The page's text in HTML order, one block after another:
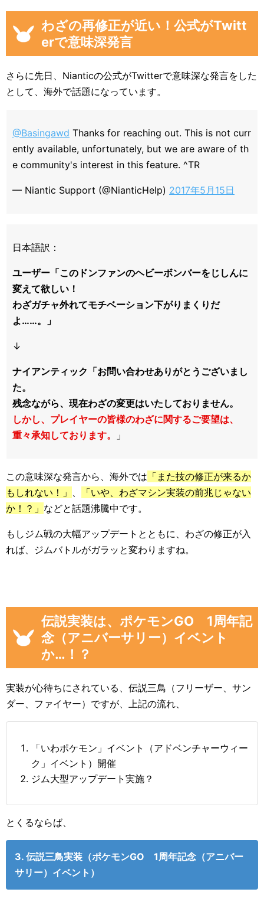
わざの再修正が近い！公式がTwitt
erで意味深発言
さらに先日、Nianticの公式がTwitterで意味深な発言をした
として、海外で話題になっています。
@Basingawd Thanks for reaching out. This is not curr
ently available, unfortunately, but we are aware of th
e community's interest in this feature. ^TR
— Niantic Support (@NianticHelp) 2017年5月15日
日本語訳：
ユーザー「このドンファンのヘビーボンバーをじしんに
変えて欲しい！
わざガチャ外れてモチベーション下がりまくりだ
よ……。」
↓
ナイアンティック「お問い合わせありがとうございまし
た。
残念ながら、現在わざの変更はいたしておりません。
しかし、プレイヤーの皆様のわざに関するご要望は、
重々承知しております。
」
この意味深な発言から、海外では 「また技の修正が来るか
もしれない！」 、
「いや、わざマシン実装の前兆じゃない
か！？」 などと話題沸騰中です。
もしジム戦の大幅アップデートとともに、わざの修正が入
れば、ジムバトルがガラッと変わりますね。
伝説実装は、ポケモンGO 1周年記
念（アニバーサリー）イベント
か…！？
実装が心待ちにされている、伝説三鳥（フリーザー、サン
ダー、ファイヤー）ですが、上記の流れ、
「いわポケモン」イベント（アドベンチャーウィー
ク」イベント）開催
ジム大型アップデート実施？
とくるならば、
3. 伝説三鳥実装（ポケモンGO 1周年記念（アニバー
サリー）イベント）